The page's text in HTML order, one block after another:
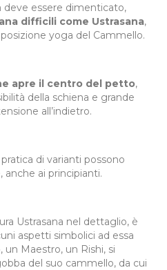
essere dimenticato,
difficili come Ustrasana,
yoga del Cammello.
apre il centro del petto,
della schiena e grande
all’indietro.
di varianti possono
anche ai principianti.
Ustrasana nel dettaglio, è
aspetti simbolici ad essa
Maestro, un Rishi, si
del suo cammello, da cui